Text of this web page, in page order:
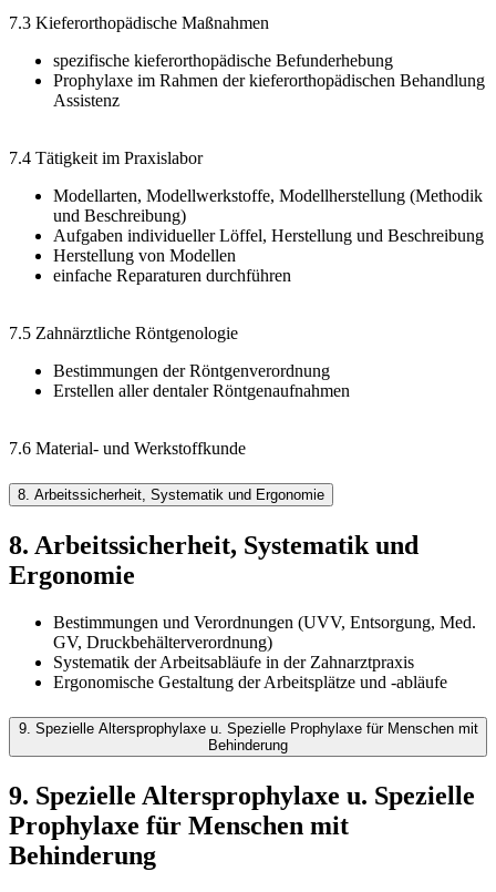
7.3 Kieferorthopädische Maßnahmen
spezifische kieferorthopädische Befunderhebung
Prophylaxe im Rahmen der kieferorthopädischen Behandlung
Assistenz
7.4 Tätigkeit im Praxislabor
Modellarten, Modellwerkstoffe, Modellherstellung (Methodik
und Beschreibung)
Aufgaben individueller Löffel, Herstellung und Beschreibung
Herstellung von Modellen
einfache Reparaturen durchführen
7.5 Zahnärztliche Röntgenologie
Bestimmungen der Röntgenverordnung
Erstellen aller dentaler Röntgenaufnahmen
7.6 Material- und Werkstoffkunde
8. Arbeitssicherheit, Systematik und Ergonomie
8. Arbeitssicherheit, Systematik und
Ergonomie
Bestimmungen und Verordnungen (UVV, Entsorgung, Med.
GV, Druckbehälterverordnung)
Systematik der Arbeitsabläufe in der Zahnarztpraxis
Ergonomische Gestaltung der Arbeitsplätze und -abläufe
9. Spezielle Altersprophylaxe u. Spezielle Prophylaxe für Menschen mit
Behinderung
9. Spezielle Altersprophylaxe u. Spezielle
Prophylaxe für Menschen mit
Behinderung